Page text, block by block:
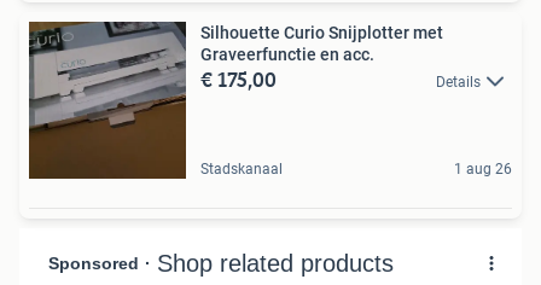
Silhouette Curio Snijplotter met
Graveerfunctie en acc.
€ 175,00 Details
Stadskanaal 1 aug 26